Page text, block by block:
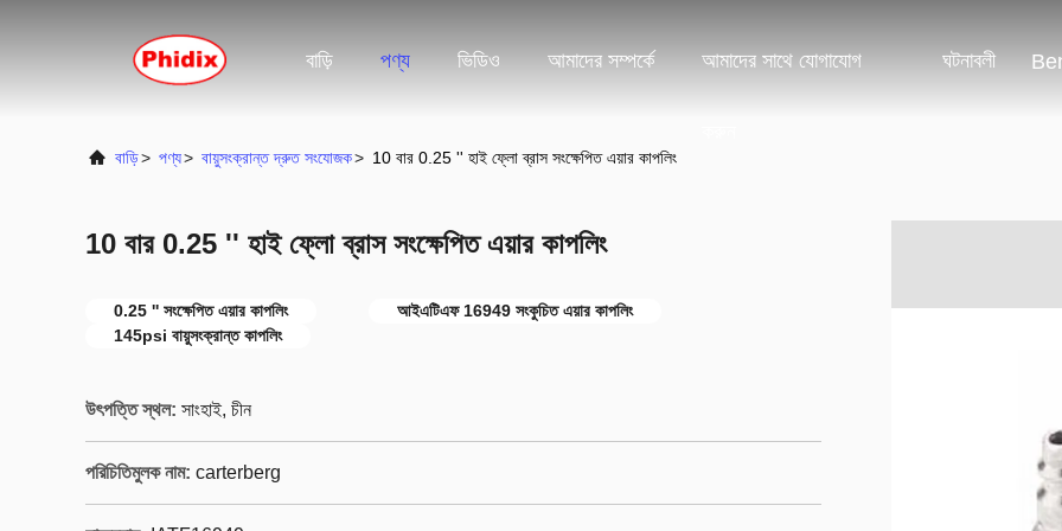
বাড়ি পণ্য ভিডিও আমাদের সম্পর্কে আমাদের সাথে যোগাযোগ ঘটনাবলী
বাড়ি> পণ্য> বায়ুসংক্রান্ত দ্রুত সংযোজক> 10 বার 0.25 '' হাই ফ্লো ব্রাস সংক্ষেপিত এয়ার কাপলিং
10 বার 0.25 '' হাই ফ্লো ব্রাস সংক্ষেপিত এয়ার কাপলিং
0.25 '' সংক্ষেপিত এয়ার কাপলিং
আইএটিএফ 16949 সংকুচিত এয়ার কাপলিং
145psi বায়ুসংক্রান্ত কাপলিং
উৎপত্তি স্থল: সাংহাই, চীন
পরিচিতিমুলক নাম: carterberg